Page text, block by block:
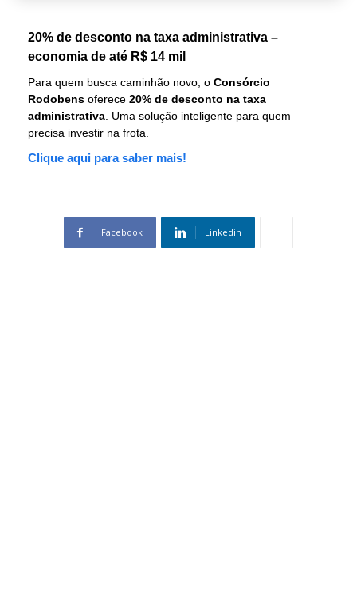
20% de desconto na taxa administrativa –
economia de até R$ 14 mil
Para quem busca caminhão novo, o Consórcio
Rodobens oferece 20% de desconto na taxa
administrativa . Uma solução inteligente para quem
precisa investir na frota.
Clique aqui para saber mais!
Facebook Linkedin